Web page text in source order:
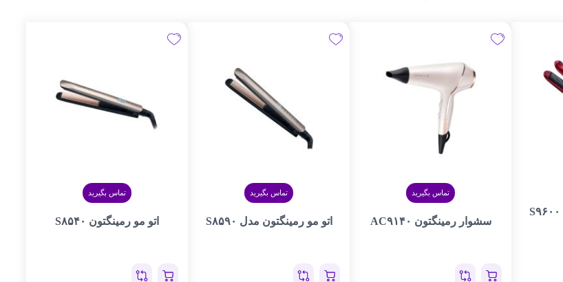
تماس بگیرید
سشوار رمینگتون AC۹۱۴۰
تماس بگیرید
اتو مو رمینگتون مدل S۸۵۹۰
تماس بگیرید
اتو مو رمینگتون S۸۵۴۰